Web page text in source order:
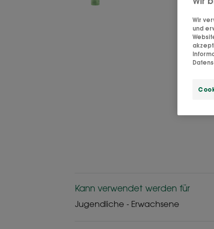
Kann verwendet werden für
Jugendliche - Erwachsene
Wir
und